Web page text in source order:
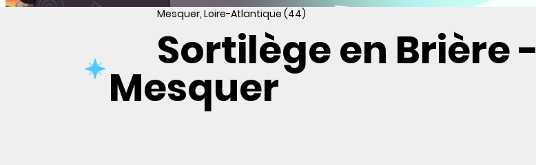
Mesquer, Loire-Atlantique (44)
Sortilège en Brière -
Mesquer